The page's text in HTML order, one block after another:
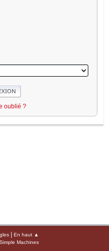
oublié ?
| En haut ▲
Simple Machines